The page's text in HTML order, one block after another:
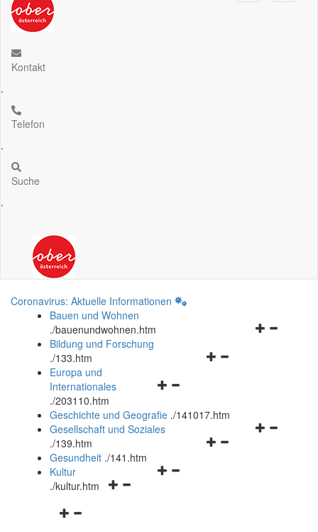
Kontakt
.
Telefon
.
Suche
.
Coronavirus: Aktuelle Informationen
Bauen und Wohnen
./bauenundwohnen.htm
Navigationsmenü
Bildung und Forschung
./133.htm
Navigationsmenü
und
schließen
Europa und
Internationales
./203110.htm
Geschichte und Geografie ./141017.htm
Navigationsmenü
Gesellschaft und Soziales
./139.htm
Navigationsmenü
Gesundheit ./141.htm
Navigationsmenü
Kultur
./kultur.htm
Navigationsmenü